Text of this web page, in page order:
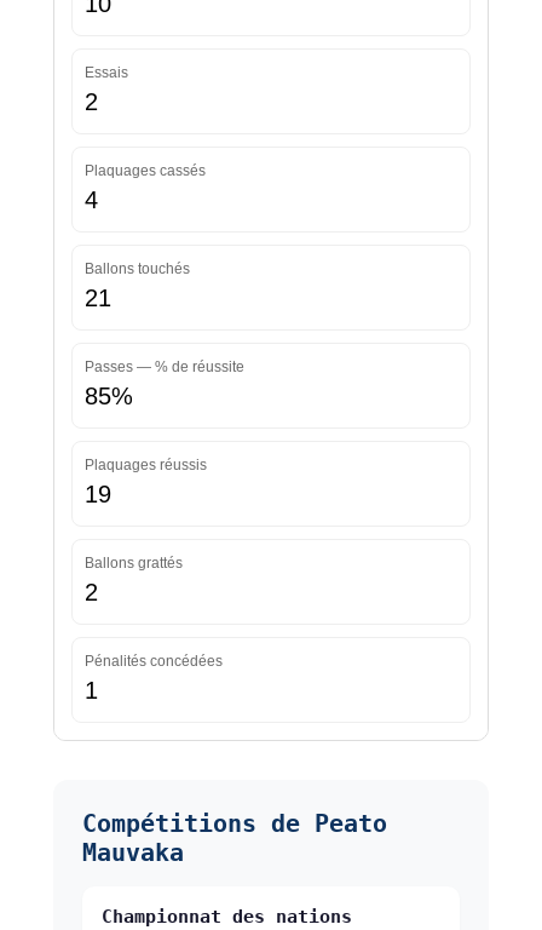
Essais
2
Plaquages cassés
4
Ballons touchés
21
Passes — % de réussite
85%
Plaquages réussis
19
Ballons grattés
2
Pénalités concédées
1
Compétitions de Peato
Mauvaka
Championnat des nations